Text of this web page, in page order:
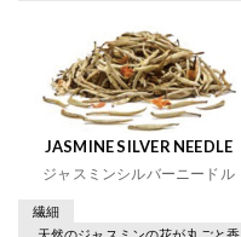
JASMINE SILVER NEEDLE
ジャスミンシルバーニードル
繊細